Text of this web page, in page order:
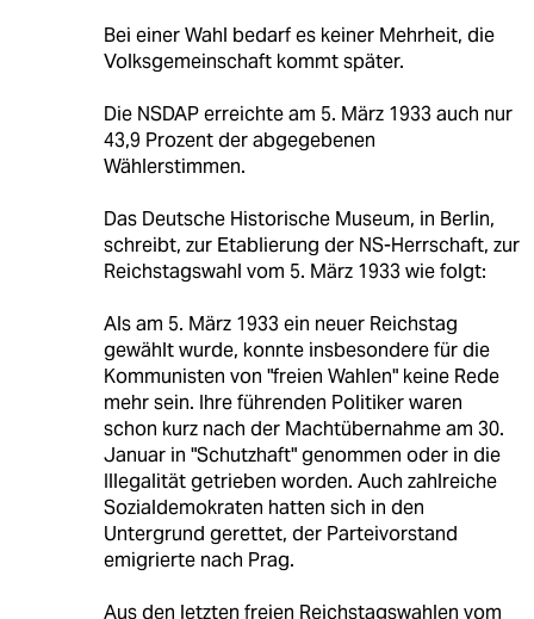
Bei einer Wahl bedarf es keiner Mehrheit, die
Volksgemeinschaft kommt später.
Die NSDAP erreichte am 5. März 1933 auch nur
43,9 Prozent der abgegebenen
Wählerstimmen.
Das Deutsche Historische Museum, in Berlin,
schreibt, zur Etablierung der NS-Herrschaft, zur
Reichstagswahl vom 5. März 1933 wie folgt:
Als am 5. März 1933 ein neuer Reichstag
gewählt wurde, konnte insbesondere für die
Kommunisten von "freien Wahlen" keine Rede
mehr sein. Ihre führenden Politiker waren
schon kurz nach der Machtübernahme am 30.
Januar in "Schutzhaft" genommen oder in die
Illegalität getrieben worden. Auch zahlreiche
Sozialdemokraten hatten sich in den
Untergrund gerettet, der Parteivorstand
emigrierte nach Prag.
Aus den letzten freien Reichstagswahlen vom